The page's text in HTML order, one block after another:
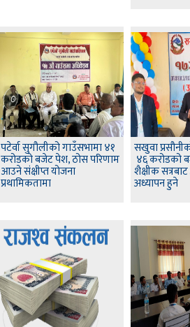
पटेर्वा सुगौलीको गाउँसभामा ४१
करोडको बजेट पेश, ठोस परिणाम
आउने संक्षीप्त योजना
प्रथामिकतामा
सखुवा
४६ करोडको
शैक्षीक
अध्यापन हुने